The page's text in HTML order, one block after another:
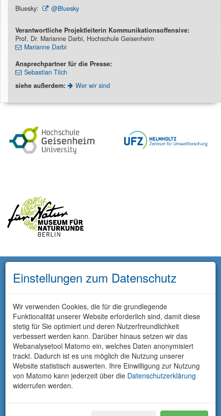
Bluesky:
@Bluesky
Verantwortliche Projektleiterin Kommunikationsoffensive:
Prof. Dr. Marianne Darbi, Hochschule Geisenheim
Marianne Darbi
Ansprechpartner für die Presse:
Sebastian Tilch
siehe außerdem:
Wer wir sind
Einstellungen zum Datenschutz
Wir verwenden Cookies, die für die grundlegende
Funktionalität unserer Website erforderlich sind, damit diese
stetig für Sie optimiert und deren Nutzerfreundlichkeit
verbessert werden kann. Darüber hinaus setzen wir das
Webanalysetool Matomo ein, welches Daten anonymisiert
trackt. Dadurch ist es uns möglich die Nutzung unserer
Website statistisch auswerten. Ihre Einwilligung zur Nutzung
von Matomo kann jederzeit über die Datenschutzerklärung
widerrufen werden.